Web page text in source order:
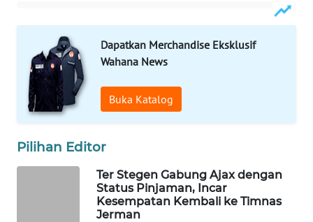
Dapatkan Merchandise Eksklusif
Wahana News
Buka Katalog
Pilihan Editor
Ter Stegen Gabung Ajax dengan
Status Pinjaman, Incar
Kesempatan Kembali ke Timnas
Jerman
WAHANA
KONSUMEN
WAHANA
LISTRIK
WAHANA
TRAVEL